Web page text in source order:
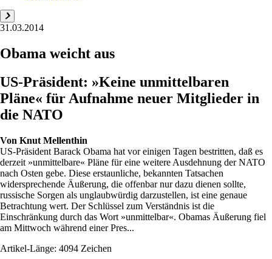
31.03.2014
Obama weicht aus
US-Präsident: »Keine unmittelbaren
Pläne« für Aufnahme neuer Mitglieder in
die NATO
Von Knut Mellenthin
US-Präsident Barack Obama hat vor einigen Tagen bestritten, daß es
derzeit »unmittelbare« Pläne für eine weitere Ausdehnung der NATO
nach Osten gebe. Diese erstaunliche, bekannten Tatsachen
widersprechende Äußerung, die offenbar nur dazu dienen sollte,
russische Sorgen als unglaubwürdig darzustellen, ist eine genaue
Betrachtung wert. Der Schlüssel zum Verständnis ist die
Einschränkung durch das Wort »unmittelbar«. Obamas Äußerung fiel
am Mittwoch während einer Pres...
Artikel-Länge: 4094 Zeichen